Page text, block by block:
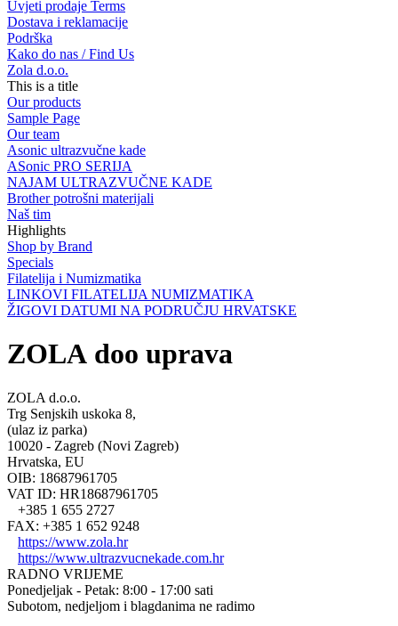
Uvjeti prodaje Terms
Dostava i reklamacije
Podrška
Kako do nas / Find Us
Zola d.o.o.
This is a title
Our products
Sample Page
Our team
Asonic ultrazvučne kade
ASonic PRO SERIJA
NAJAM ULTRAZVUČNE KADE
Brother potrošni materijali
Naš tim
Highlights
Shop by Brand
Specials
Filatelija i Numizmatika
LINKOVI FILATELIJA NUMIZMATIKA
ŽIGOVI DATUMI NA PODRUČJU HRVATSKE
ZOLA doo uprava
ZOLA d.o.o.
Trg Senjskih uskoka 8,
(ulaz iz parka)
10020 - Zagreb (Novi Zagreb)
Hrvatska, EU
OIB: 18687961705
VAT ID: HR18687961705
+385 1 655 2727
FAX: +385 1 652 9248
https://www.zola.hr
https://www.ultrazvucnekade.com.hr
RADNO VRIJEME
Ponedjeljak - Petak: 8:00 - 17:00 sati
Subotom, nedjeljom i blagdanima ne radimo